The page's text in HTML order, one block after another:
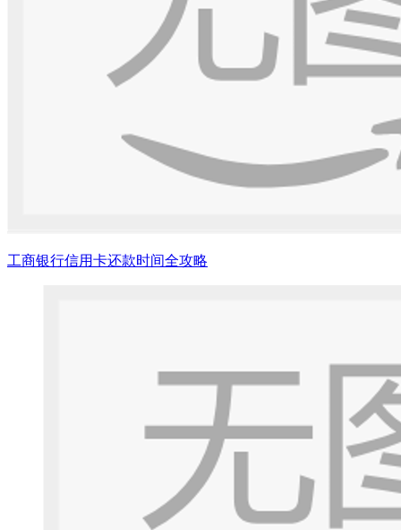
工商银行信用卡还款时间全攻略